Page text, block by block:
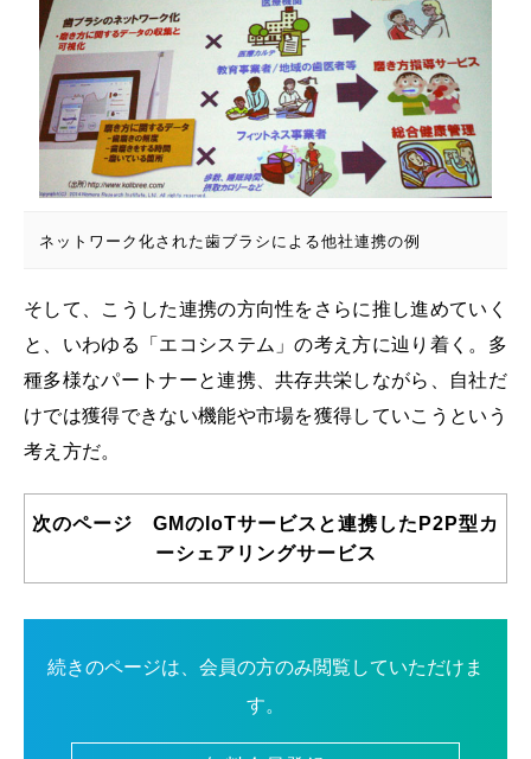
ネットワーク化された歯ブラシによる他社連携の例
そして、こうした連携の方向性をさらに推し進めていく
と、いわゆる「エコシステム」の考え方に辿り着く。多
種多様なパートナーと連携、共存共栄しながら、自社だ
けでは獲得できない機能や市場を獲得していこうという
考え方だ。
次のページ GMのIoTサービスと連携したP2P型カ
ーシェアリングサービス
続きのページは、会員の方のみ閲覧していただけま
す。